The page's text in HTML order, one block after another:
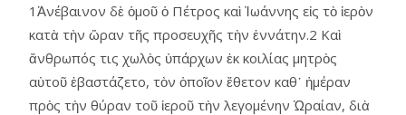
1Ἀνέβαινον δὲ ὁμοῦ ὁ Πέτρος καὶ Ἰωάννης εἰς τὸ ἱερὸν
κατὰ τὴν ὥραν τῆς προσευχῆς τὴν ἐννάτην.2 Καὶ
ἄνθρωπός τις χωλὸς ὑπάρχων ἐκ κοιλίας μητρὸς
αὑτοῦ ἐβαστάζετο, τὸν ὁποῖον ἔθετον καθ᾿ ἡμέραν
πρὸς τὴν θύραν τοῦ ἱεροῦ τὴν λεγομένην Ὡραίαν, διὰ